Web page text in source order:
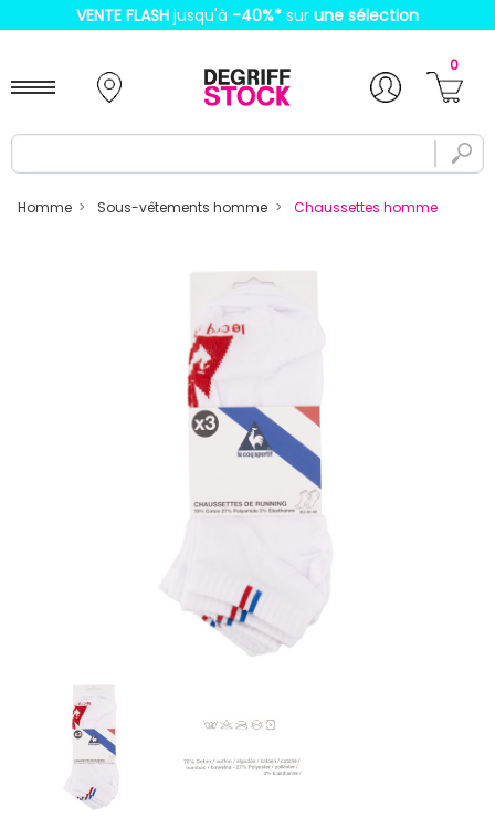
VENTE FLASH jusqu'à -40%* sur une sélection
0
Homme Sous-vêtements homme Chaussettes homme